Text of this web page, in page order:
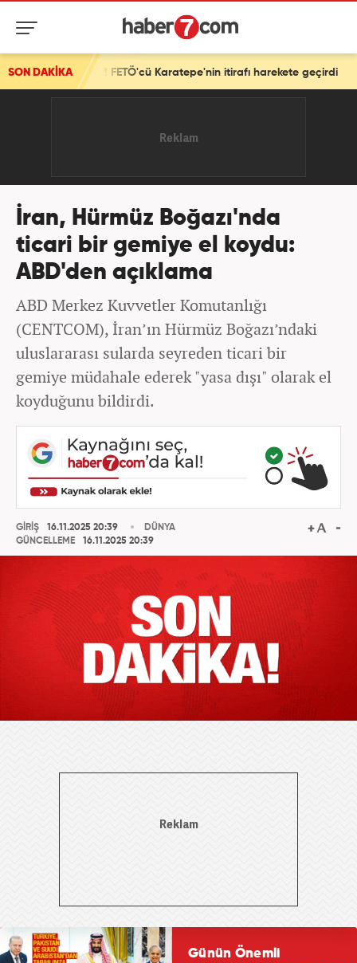
SON DAKİKA
FETÖ'cü Karatepe'nin itirafı harekete geçirdi
İran, Hürmüz Boğazı'nda
ticari bir gemiye el koydu:
ABD'den açıklama
ABD Merkez Kuvvetler Komutanlığı
(CENTCOM), İran’ın Hürmüz Boğazı’ndaki
uluslararası sularda seyreden ticari bir
gemiye müdahale ederek "yasa dışı" olarak el
koyduğunu bildirdi.
GİRİŞ
16.11.2025 20:39
GÜNCELLEME
16.11.2025 20:39
DÜNYA